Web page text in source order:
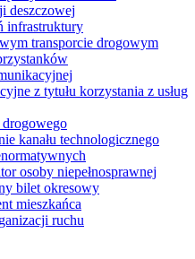
deszczowej
infrastruktury
transporcie drogowym
z tytułu korzystania z usług
drogowego
kanału technologicznego
osoby niepełnosprawnej
bilet okresowy
mieszkańca
ruchu